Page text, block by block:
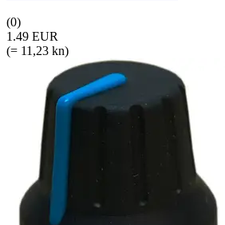
(0)
1.49 EUR
(= 11,23 kn)